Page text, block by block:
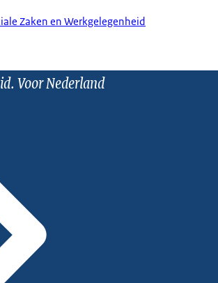
Zaken en Werkgelegenheid
Voor Nederland